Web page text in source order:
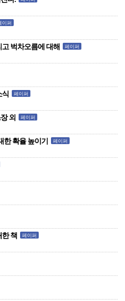
이퍼
벅차오름에 대해 페이퍼
식 페이퍼
외 페이퍼
한 확율 높이기 페이퍼
한 책 페이퍼